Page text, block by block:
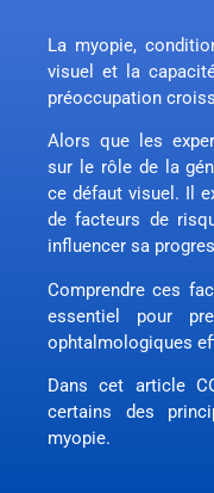
La myopie,
visuel et la
préoccupation
Alors que les
sur le rôle de la
ce défaut visuel. Il
de facteurs de
influencer sa
Comprendre ces
essentiel pour
ophtalmologiques
Dans cet article
certains des
myopie.